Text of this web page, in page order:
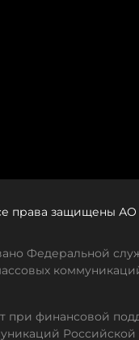
права защищены
Федеральной
при финансовой